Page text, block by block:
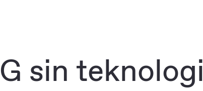
sin teknologi